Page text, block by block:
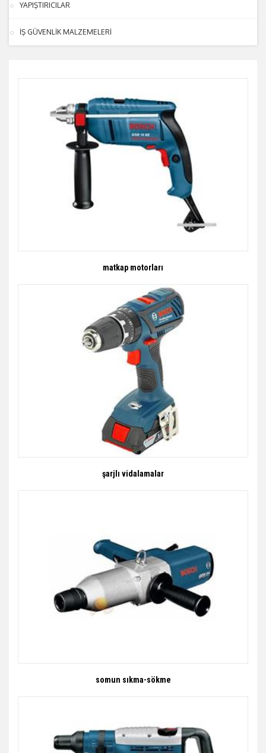
YAPIŞTIRICILAR
İŞ GÜVENLİK MALZEMELERİ
matkap motorları
şarjlı vidalamalar
somun sıkma-sökme